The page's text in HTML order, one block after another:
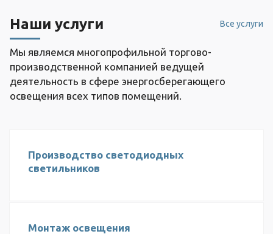
Все услуги
Наши услуги
Мы являемся многопрофильной торгово-
производственной компанией ведущей
деятельность в сфере энергосберегающего
освещения всех типов помещений.
Производство светодиодных
светильников
Монтаж освещения